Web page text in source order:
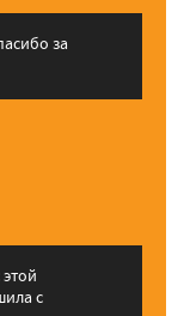
за
с